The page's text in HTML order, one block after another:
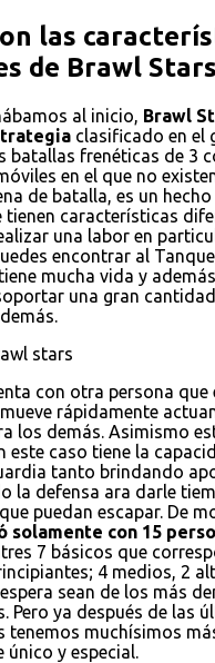
las
de Brawl
al inicio, Brawl
clasificado en el
batallas frenéticas de 3
en el que no
de batalla, es un
tienen características
una labor en
encontrar al
mucha vida y
una gran cantidad
con otra persona que
rápidamente
los demás. Asimismo
este caso tiene la
tanto brindando
la defensa ara darle
puedan escapar. De
solamente con 15
7 básicos que
4 medios, 2
sean de los más
Pero ya después de las
tenemos muchísimos
y especial.